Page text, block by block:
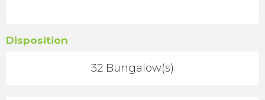
Disposition
32 Bungalow(s)